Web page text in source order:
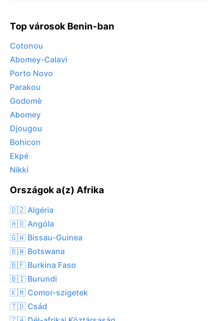
Top városok Benin-ban
Cotonou
Abomey-Calavi
Porto Novo
Parakou
Godomè
Abomey
Djougou
Bohicon
Ekpé
Nikki
Országok a(z) Afrika
🇩🇿 Algéria
🇦🇴 Angóla
🇬🇼 Bissau-Guinea
🇧🇼 Botswana
🇧🇫 Burkina Faso
🇧🇮 Burundi
🇰🇲 Comor-szigetek
🇹🇩 Csád